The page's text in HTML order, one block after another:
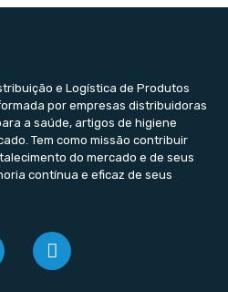
e Logística de Produtos
por empresas distribuidoras
a saúde, artigos de higiene
Tem como missão contribuir
do mercado e de seus
contínua e eficaz de seus